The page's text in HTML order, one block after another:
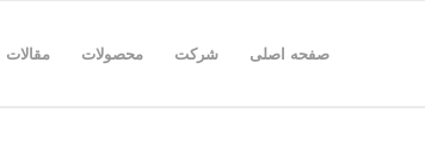
صفحه اصلی شرکت محصولات مقالات